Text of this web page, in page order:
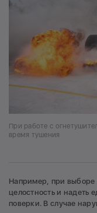
При работе с
время тушения
Например, при выборе
целостность и надеть
поверки. В случае